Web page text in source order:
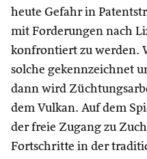
heute Gefahr in
mit Forderungen nach
konfrontiert zu werden.
solche gekennzeichnet
dann wird
dem Vulkan. Auf dem
der freie Zugang zu
Fortschritte in der